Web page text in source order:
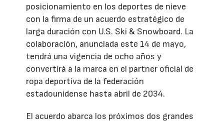
posicionamiento en los deportes de nieve
con la firma de un acuerdo estratégico de
larga duración con U.S. Ski & Snowboard. La
colaboración, anunciada este 14 de mayo,
tendrá una vigencia de ocho años y
convertirá a la marca en el partner oficial de
ropa deportiva de la federación
estadounidense hasta abril de 2034.
El acuerdo abarca los próximos dos grandes